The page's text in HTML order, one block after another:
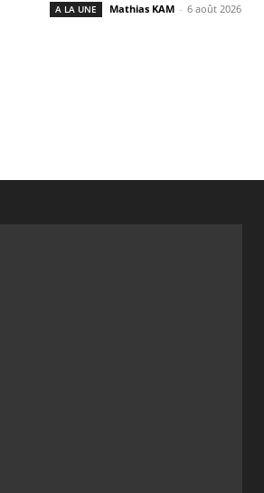
A LA UNE Mathias KAM - 6 août 2026